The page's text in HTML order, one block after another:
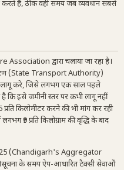
हैं, ठीक वही समय जब व्यवधान सबसे
द्वारा चलाया जा रहा है।
(State Transport Authority)
लागू करे, जिसे लगभग एक साल पहले
है कि इसे जमीनी स्तर पर कभी लागू नहीं
प्रति किलोमीटर करने की भी मांग कर रही
₹9 प्रति किलोग्राम की वृद्धि के बाद
(Chandigarh's Aggregator
के समय ऐप-आधारित टैक्सी सेवाओं